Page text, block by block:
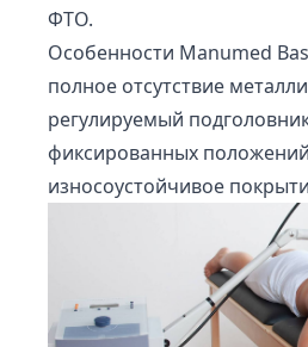
ФТО.
Особенности Manumed
полное отсутствие
регулируемый
фиксированных
износоустойчивое